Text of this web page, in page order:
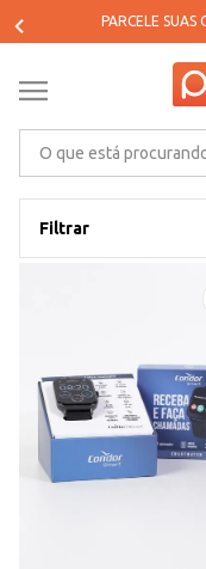
PARCELE
Filtrar